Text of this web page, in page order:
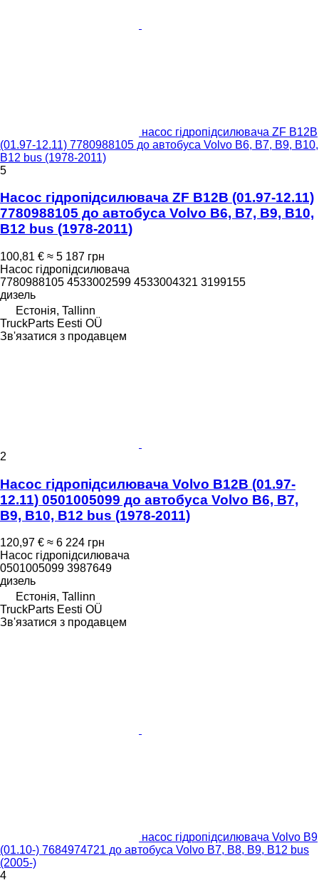
насос гідропідсилювача ZF B12B
(01.97-12.11) 7780988105 до автобуса Volvo B6, B7, B9, B10,
B12 bus (1978-2011)
5
Насос гідропідсилювача ZF B12B (01.97-12.11)
7780988105 до автобуса Volvo B6, B7, B9, B10,
B12 bus (1978-2011)
100,81 € ≈ 5 187 грн
Насос гідропідсилювача
7780988105 4533002599 4533004321 3199155
дизель
Естонія, Tallinn
TruckParts Eesti OÜ
Зв'язатися з продавцем
2
Насос гідропідсилювача Volvo B12B (01.97-
12.11) 0501005099 до автобуса Volvo B6, B7,
B9, B10, B12 bus (1978-2011)
120,97 € ≈ 6 224 грн
Насос гідропідсилювача
0501005099 3987649
дизель
Естонія, Tallinn
TruckParts Eesti OÜ
Зв'язатися з продавцем
насос гідропідсилювача Volvo B9
(01.10-) 7684974721 до автобуса Volvo B7, B8, B9, B12 bus
(2005-)
4